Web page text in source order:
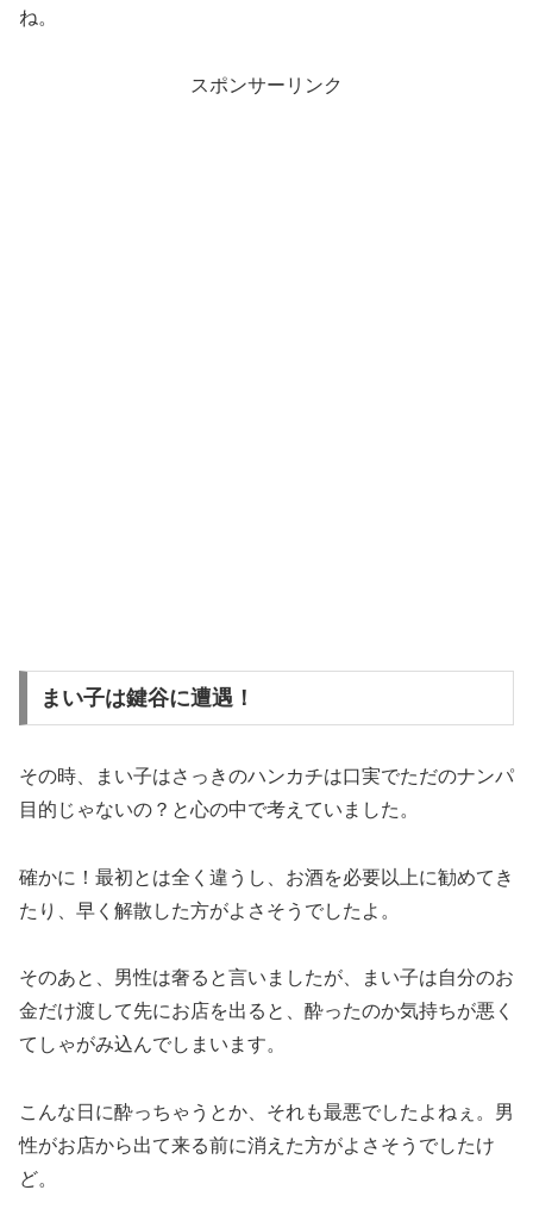
ね。
スポンサーリンク
まい子は鍵谷に遭遇！
その時、まい子はさっきのハンカチは口実でただのナンパ
目的じゃないの？と心の中で考えていました。
確かに！最初とは全く違うし、お酒を必要以上に勧めてき
たり、早く解散した方がよさそうでしたよ。
そのあと、男性は奢ると言いましたが、まい子は自分のお
金だけ渡して先にお店を出ると、酔ったのか気持ちが悪く
てしゃがみ込んでしまいます。
こんな日に酔っちゃうとか、それも最悪でしたよねぇ。男
性がお店から出て来る前に消えた方がよさそうでしたけ
ど。